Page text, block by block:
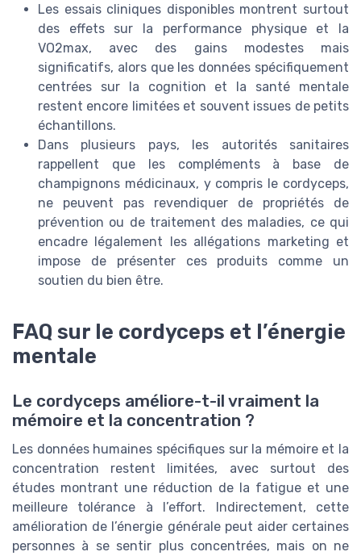
Les essais cliniques disponibles montrent surtout
des effets sur la performance physique et la
VO2max, avec des gains modestes mais
significatifs, alors que les données spécifiquement
centrées sur la cognition et la santé mentale
restent encore limitées et souvent issues de petits
échantillons.
Dans plusieurs pays, les autorités sanitaires
rappellent que les compléments à base de
champignons médicinaux, y compris le cordyceps,
ne peuvent pas revendiquer de propriétés de
prévention ou de traitement des maladies, ce qui
encadre légalement les allégations marketing et
impose de présenter ces produits comme un
soutien du bien être.
FAQ sur le cordyceps et l’énergie
mentale
Le cordyceps améliore-t-il vraiment la
mémoire et la concentration ?
Les données humaines spécifiques sur la mémoire et la
concentration restent limitées, avec surtout des
études montrant une réduction de la fatigue et une
meilleure tolérance à l’effort. Indirectement, cette
amélioration de l’énergie générale peut aider certaines
personnes à se sentir plus concentrées, mais on ne